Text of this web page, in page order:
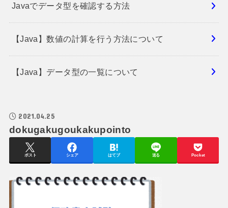
Javaでデータ型を確認する方法
【Java】数値の計算を行う方法について
【Java】データ型の一覧について
2021.04.25
dokugakugoukakupointo
ポスト シェア はてブ 送る Pocket